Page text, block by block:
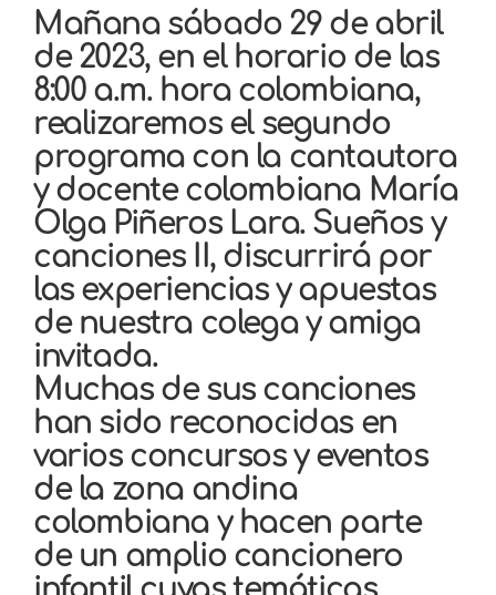
Mañana sábado 29 de abril
de 2023, en el horario de las
8:00 a.m. hora colombiana,
realizaremos el segundo
programa con la cantautora
y docente colombiana María
Olga Piñeros Lara. Sueños y
canciones II, discurrirá por
las experiencias y apuestas
de nuestra colega y amiga
invitada.
Muchas de sus canciones
han sido reconocidas en
varios concursos y eventos
de la zona andina
colombiana y hacen parte
de un amplio cancionero